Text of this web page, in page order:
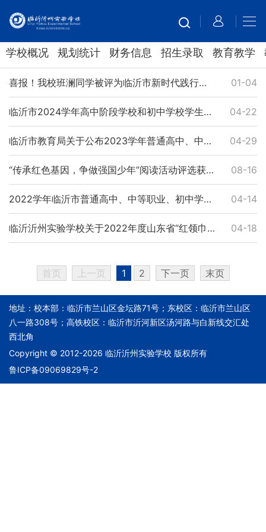
学校概况 规划统计 财务信息 招生录取 教育教学
喜报！我校班澜同学被评为临沂市新时代践行沂蒙精神好少年 01-04
临沂市2024学年高中阶段学校和初中学校学生、班级市级评优结果公示 04-22
临沂市教育局关于公布2023学年普通高中、中等职业、初中学校学生和班级市级评优结果的通知 04-29
“传承红色基因，争做强国少年”阅读活动评选获奖作品公示 08-16
2022学年临沂市普通高中、中等职业、初中学校市级优秀学生、市级优秀学生干部、市级优秀班集体评选推荐公示 04-14
临沂沂州实验学校关于2022年度山东省“红领巾奖章"四星章评选结果的公示 04-18
首页 上一页 1 2 下一页 末页
地址：校本部：临沂市兰山区金坛路71号；东校区：临沂市兰山区
八一路308号；高铁校区：临沂市沂河新区汤河路与白新线交汇处
西北角
Copyright © 2012-2026 临沂沂州实验学校 版权所有
鲁ICP备09069829号-2